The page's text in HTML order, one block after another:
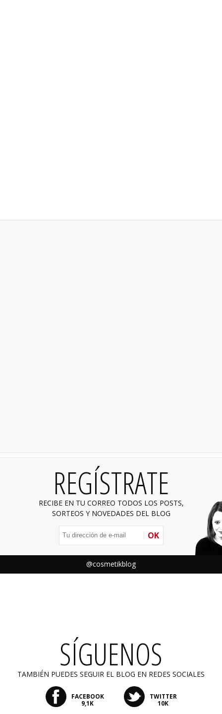
REGÍSTRATE
RECIBE EN TU CORREO TODOS LOS POSTS,
SORTEOS Y NOVEDADES DEL BLOG
OK
@cosmetikblog
SÍGUENOS
TAMBIÉN PUEDES SEGUIR EL BLOG EN REDES SOCIALES
FACEBOOK
9,1K
TWITTER
10K